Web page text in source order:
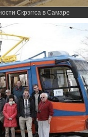
Скрэггса в Самаре